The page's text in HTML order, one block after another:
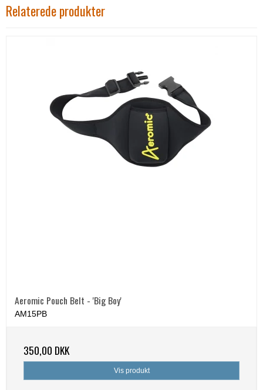
Relaterede produkter
Aeromic Pouch Belt - 'Big Boy'
AM15PB
350,00 DKK
Vis produkt